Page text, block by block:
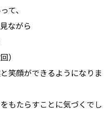
て、
ながら
）
笑顔ができるようになりま
もたらすことに気づくでし